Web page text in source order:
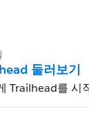
둘러보기
Trailhead를 시